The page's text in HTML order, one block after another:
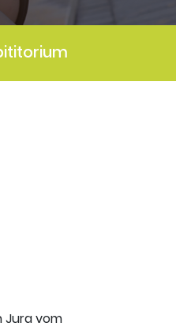
Jura vom